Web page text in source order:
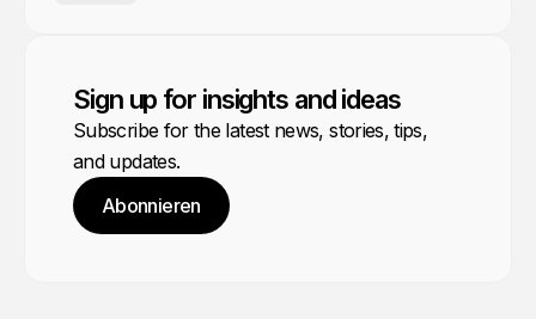
Sign up for insights and ideas
Subscribe for the latest news, stories, tips,
and updates.
Abonnieren